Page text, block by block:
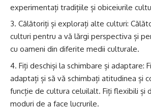
experimentați tradițiile și obiceiurile
Călătoriți și explorați alte culturi:
culturi pentru a vă lărgi perspectiva și
cu oameni din diferite medii culturale.
Fiți deschiși la schimbare și adaptare:
adaptați și să vă schimbați atitudinea și
funcție de cultura celuilalt. Fiți flexibili și
moduri de a face lucrurile.